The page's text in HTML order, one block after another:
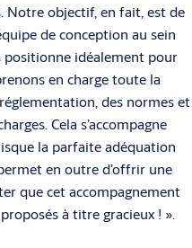
Notre objectif, en fait, est de
de conception au sein
posi­tionne idéalement pour
en charge toute la
des normes et
Cela s’accompagne
la parfaite adéquation
en outre d’offrir une
que cet accompagne­ment
à titre gracieux ! ».